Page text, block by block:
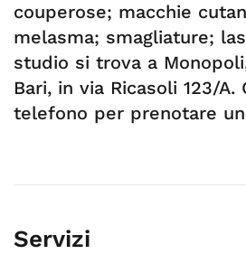
couperose; macchie
melasma; smagliature;
studio si trova a
Bari, in via Ricasoli 123/A.
telefono per prenotare
Servizi